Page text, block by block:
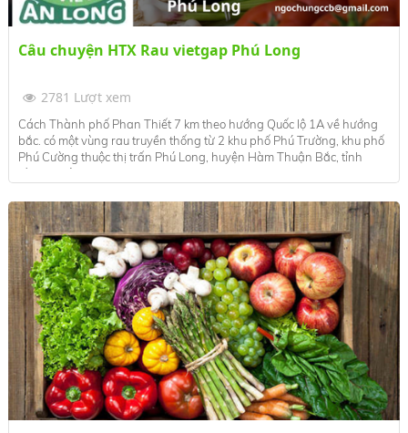
Câu chuyện HTX Rau vietgap Phú Long
2781 Lượt xem
Cách Thành phố Phan Thiết 7 km theo hướng Quốc lộ 1A về hướng
bắc. có một vùng rau truyền thống từ 2 khu phố Phú Trường, khu phố
Phú Cường thuộc thị trấn Phú Long, huyện Hàm Thuận Bắc, tỉnh
Bình Thuận.